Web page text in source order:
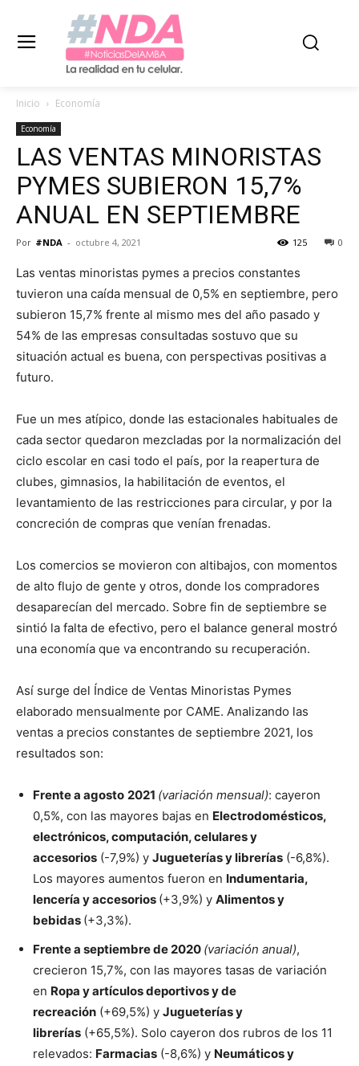
Inicio Economía
Economía
LAS VENTAS MINORISTAS
PYMES SUBIERON 15,7%
ANUAL EN SEPTIEMBRE
Por #NDA - octubre 4, 2021 0
125
Las ventas minoristas pymes a precios constantes
tuvieron una caída mensual de 0,5% en septiembre, pero
subieron 15,7% frente al mismo mes del año pasado y
54% de las empresas consultadas sostuvo que su
situación actual es buena, con perspectivas positivas a
futuro.
Fue un mes atípico, donde las estacionales habituales de
cada sector quedaron mezcladas por la normalización del
ciclo escolar en casi todo el país, por la reapertura de
clubes, gimnasios, la habilitación de eventos, el
levantamiento de las restricciones para circular, y por la
concreción de compras que venían frenadas.
Los comercios se movieron con altibajos, con momentos
de alto flujo de gente y otros, donde los compradores
desaparecían del mercado. Sobre fin de septiembre se
sintió la falta de efectivo, pero el balance general mostró
una economía que va encontrando su recuperación.
Así surge del Índice de Ventas Minoristas Pymes
elaborado mensualmente por CAME. Analizando las
ventas a precios constantes de septiembre 2021, los
resultados son:
Frente a agosto 2021 (variación mensual): cayeron
0,5%, con las mayores bajas en Electrodomésticos,
electrónicos, computación, celulares y
accesorios (-7,9%) y Jugueterías y librerías (-6,8%).
Los mayores aumentos fueron en Indumentaria,
lencería y accesorios (+3,9%) y Alimentos y
bebidas (+3,3%).
Frente a septiembre de 2020 (variación anual),
crecieron 15,7%, con las mayores tasas de variación
en Ropa y artículos deportivos y de
recreación (+69,5%) y Jugueterías y
librerías (+65,5%). Solo cayeron dos rubros de los 11
relevados: Farmacias (-8,6%) y Neumáticos y